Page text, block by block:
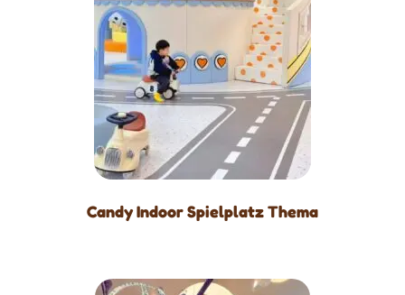
Candy Indoor Spielplatz Thema